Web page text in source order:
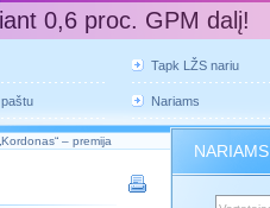
0,6 proc. GPM dalį!
Tapk LŽS nariu
Nariams
– premija
NARIAMS